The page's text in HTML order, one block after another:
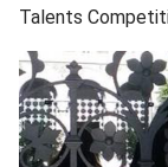
Talents